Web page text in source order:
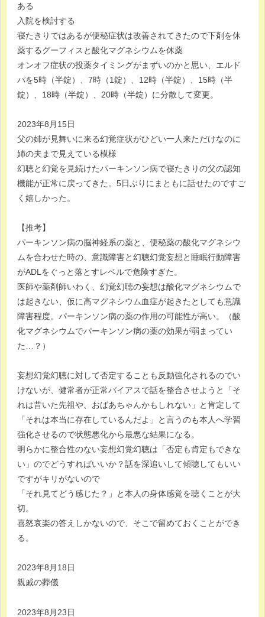
ある
入院を検討する
寝たきりではあるが便秘症状は改善されてきたので下剤を休
薬するグーフィスと酸化マグネシウムを休薬
オンオフ症状の投薬タイミングがまずいのかと思い、エルド
パを5時（半錠）、7時（1錠）、12時（半錠）、15時（半
錠）、18時（半錠）、20時（半錠）に分散して変更。
2023年8月15日
父の姉が見舞いに来る幻覚症状がひどい一人来ただけなのに
姉の夫まで見えている模様
幻聴と幻覚を見続けたパーキンソン病で寝たきりの父の認知
機能が正常に戻ってきた。5日ぶりにまともに話せたのですご
く嬉しかった。
【推考】
パーキンソン病の脳神経系の薬と、便秘薬の酸化マグネシウ
ムを合わせた時の、意識障害と幻聴幻覚妄想と睡眠行動障害
がADLをぐっと落とすレベルで危険すぎた。
医師や薬剤師いわく、幻覚幻聴の妄想は酸化マグネシウムで
は起きない、仮に高マグネシウム血症が起きたとしても意識
障害程度。パーキンソン病の薬の作用の可能性が高い。（酸
化マグネシウムでパーキンソン病の薬の効果が弱まってい
た…？）
妄想幻覚幻聴に対して否定することも反動強化されるのでい
けないが、健常者が正常バイアスで話を整合させようと「そ
れは昔いた先祖や、おばあちゃんかもしれない」と肯定して
「それは本当に存在しているんだよ」と言うのも本人へ学習
強化させるので状態悪化から最悪な結果になる。
明らかに整合性のない妄想幻覚幻聴は「否定も肯定もできな
い」のでどうすればいいか？話を深追いして傾聴してもいい
ですがキリがないので
「それ見てどう感じた？」と本人の身体感覚を聴くことが大
切。
喜怒哀楽の答えしかないので、そこで留めておくことができ
る。
2023年8月18日
親戚の葬儀
2023年8月23日